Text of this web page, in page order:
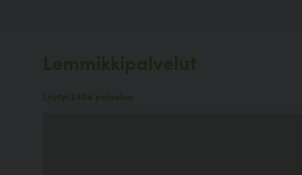
Lemmikkipalvelut
Löytyi 2494 palvelua